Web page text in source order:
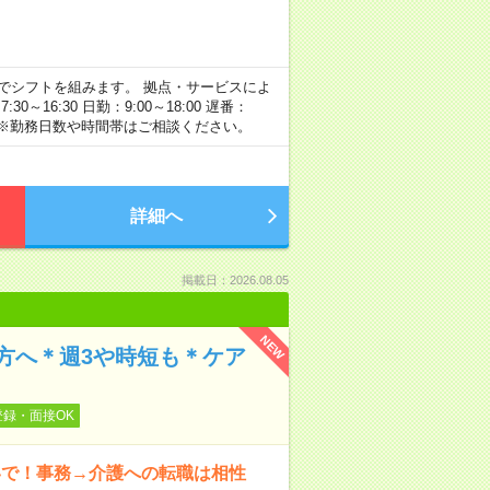
シフトを組みます。 拠点・サービスによ
～16:30 日勤：9:00～18:00 遅番：
務日数や時間帯はご相談ください。
詳細へ
掲載日：2026.08.05
NEW
へ＊週3や時短も＊ケア
・面接OK
！事務→介護への転職は相性